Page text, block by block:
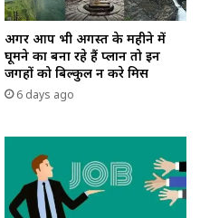
अगर आप भी अगस्त के महीने में
घूमने का बना रहे हैं प्लान तो इन
जगहों को बिल्कुल न करे मिस
6 days ago